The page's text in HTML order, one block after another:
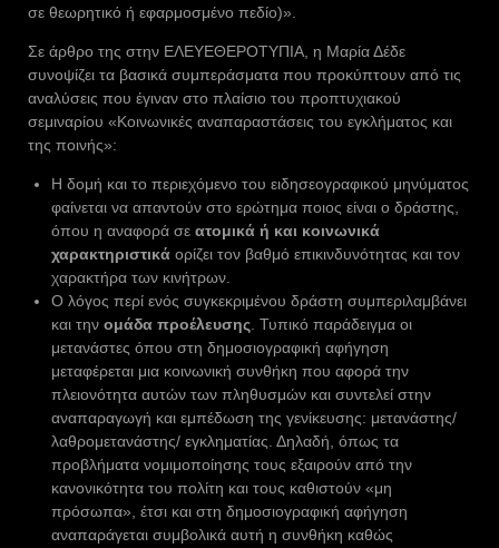
σε θεωρητικό ή εφαρμοσμένο πεδίο)».
Σε άρθρο της στην ΕΛΕΥΕΘΕΡΟΤΥΠΙΑ, η Μαρία Δέδε
συνοψίζει τα βασικά συμπεράσματα που προκύπτουν από τις
αναλύσεις που έγιναν στο πλαίσιο του προπτυχιακού
σεμιναρίου «Κοινωνικές αναπαραστάσεις του εγκλήματος και
της ποινής»:
Η δομή και το περιεχόμενο του ειδησεογραφικού μηνύματος
φαίνεται να απαντούν στο ερώτημα ποιος είναι ο δράστης,
όπου η αναφορά σε ατομικά ή και κοινωνικά
χαρακτηριστικά ορίζει τον βαθμό επικινδυνότητας και τον
χαρακτήρα των κινήτρων.
Ο λόγος περί ενός συγκεκριμένου δράστη συμπεριλαμβάνει
και την ομάδα προέλευσης. Τυπικό παράδειγμα οι
μετανάστες όπου στη δημοσιογραφική αφήγηση
μεταφέρεται μια κοινωνική συνθήκη που αφορά την
πλειονότητα αυτών των πληθυσμών και συντελεί στην
αναπαραγωγή και εμπέδωση της γενίκευσης: μετανάστης/
λαθρομετανάστης/ εγκληματίας. Δηλαδή, όπως τα
προβλήματα νομιμοποίησης τους εξαιρούν από την
κανονικότητα του πολίτη και τους καθιστούν «μη
πρόσωπα», έτσι και στη δημοσιογραφική αφήγηση
αναπαράγεται συμβολικά αυτή η συνθήκη καθώς